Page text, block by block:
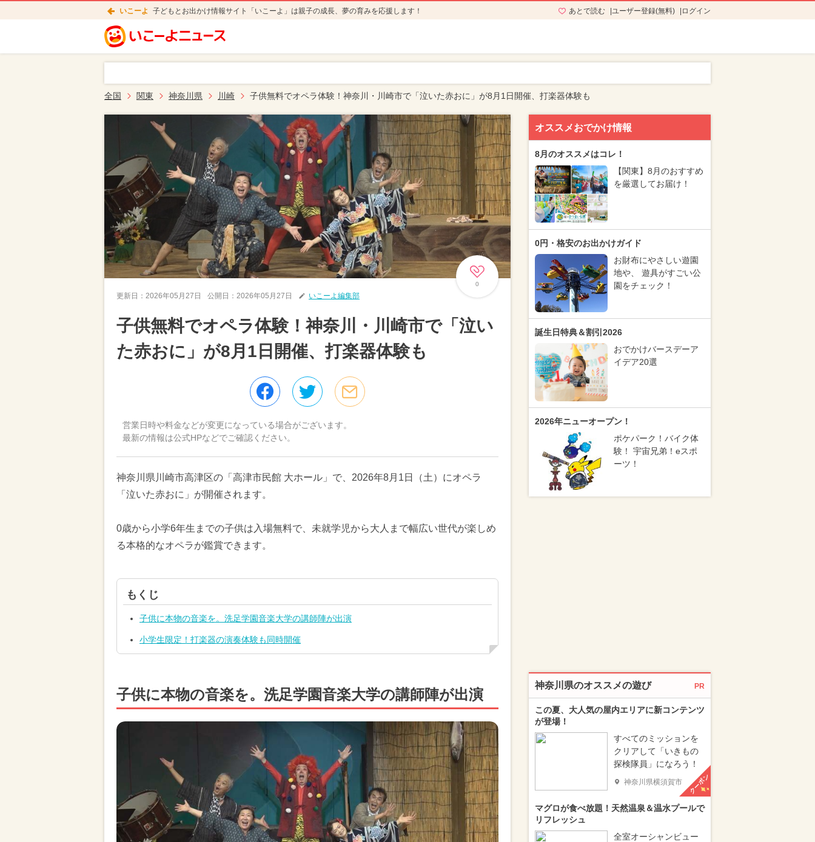
いこーよ 子どもとお出かけ情報サイト「いこーよ」は親子の成長、夢の育みを応援します！ あとで読む ユーザー登録(無料) ログイン
全国 関東 神奈川県 川崎 子供無料でオペラ体験！神奈川・川崎市で「泣いた赤おに」が8月1日開催、打楽器体験も
0
更新日： 2026年05月27日 公開日： 2026年05月27日 いこーよ編集部
子供無料でオペラ体験！神奈川・川崎市で「泣い
た赤おに」が8月1日開催、打楽器体験も
営業日時や料金などが変更になっている場合がございます。
最新の情報は公式HPなどでご確認ください。
神奈川県川崎市高津区の「高津市民館 大ホール」で、2026年8月1日（土）にオペラ
「泣いた赤おに」が開催されます。
0歳から小学6年生までの子供は入場無料で、未就学児から大人まで幅広い世代が楽しめ
る本格的なオペラが鑑賞できます。
もくじ
子供に本物の音楽を。洗足学園音楽大学の講師陣が出演
小学生限定！打楽器の演奏体験も同時開催
子供に本物の音楽を。洗足学園音楽大学の講師陣が出演
オススメおでかけ情報
8月のオススメはコレ！
【関東】8月のおすすめ
を厳選してお届け！
0円・格安のお出かけガイド
お財布にやさしい遊園
地や、 遊具がすごい公
園をチェック！
誕生日特典＆割引2026
おでかけバースデーア
イデア20選
2026年ニューオープン！
ポケパーク！バイク体
験！ 宇宙兄弟！eスポ
ーツ！
神奈川県のオススメの遊び PR
この夏、大人気の屋内エリアに新コンテンツ
が登場！
すべてのミッションを
クリアして「いきもの
探検隊員」になろう！
神奈川県横須賀市 クーポン
マグロが食べ放題！天然温泉＆温水プールで
リフレッシュ
全室オーシャンビュー